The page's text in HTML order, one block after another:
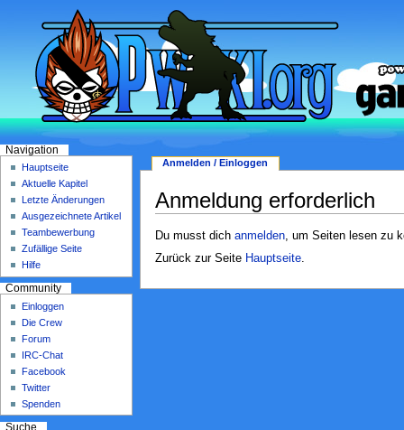
Anmeldung erforderlich
Du musst dich anmelden, um Seiten lesen zu
Zurück zur Seite Hauptseite.
Anmelden / Einloggen
Navigation
Hauptseite
Aktuelle Kapitel
Letzte Änderungen
Ausgezeichnete Artikel
Teambewerbung
Zufällige Seite
Hilfe
Community
Einloggen
Die Crew
Forum
IRC-Chat
Facebook
Twitter
Spenden
Suche